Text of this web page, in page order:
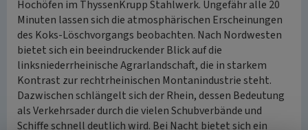
Hochöfen im ThyssenKrupp Stahlwerk. Ungefähr alle 20
Minuten lassen sich die atmosphärischen Erscheinungen
des Koks-Löschvorgangs beobachten. Nach Nordwesten
bietet sich ein beeindruckender Blick auf die
linksniederrheinische Agrarlandschaft, die in starkem
Kontrast zur rechtrheinischen Montanindustrie steht.
Dazwischen schlängelt sich der Rhein, dessen Bedeutung
als Verkehrsader durch die vielen Schubverbände und
Schiffe schnell deutlich wird. Bei Nacht bietet sich ein